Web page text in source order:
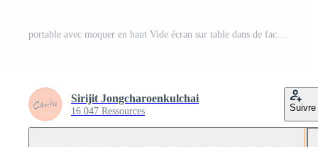
Sirijit Jongcharoenkulchai
16 047 Ressources Suivre